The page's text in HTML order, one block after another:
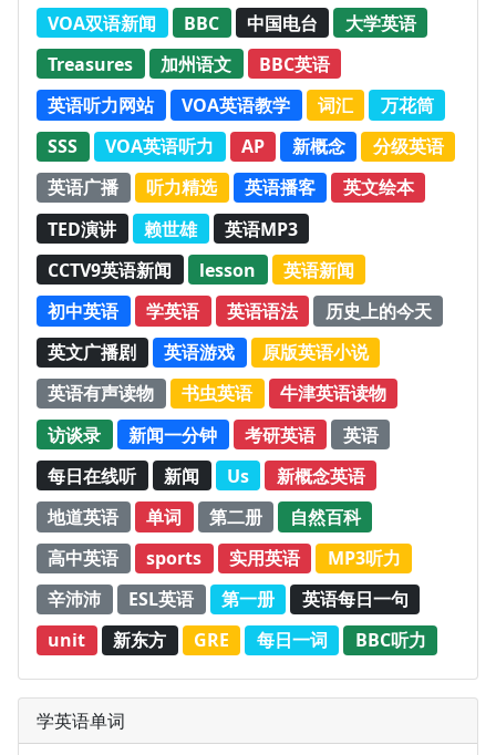
VOA双语新闻 BBC 中国电台
大学英语
Treasures
加州语文
BBC英语
英语听力网站
VOA英语教学 词汇
万花筒
SSS
VOA英语听力 AP 新概念
分级英语
英语广播
听力精选 英语播客
英文绘本
TED演讲
赖世雄
英语MP3
CCTV9英语新闻
lesson
英语新闻
初中英语
学英语 英语语法
历史上的今天
英文广播剧
英语游戏
原版英语小说
英语有声读物
书虫英语
牛津英语读物
访谈录
新闻一分钟 考研英语
英语
每日在线听
新闻 Us
新概念英语
地道英语
单词 第二册
自然百科
高中英语
sports 实用英语
MP3听力
辛沛沛
ESL英语 第一册
英语每日一句
unit
新东方 GRE 每日一词 BBC听力
学英语单词